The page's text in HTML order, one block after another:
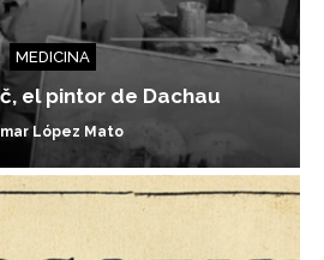
MEDICINA
el pintor de Dachau
López Mato